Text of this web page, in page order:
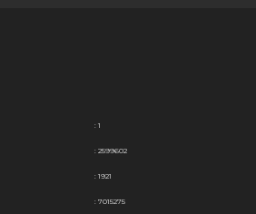
: 1
: 2599602
: 1921
: 7015275